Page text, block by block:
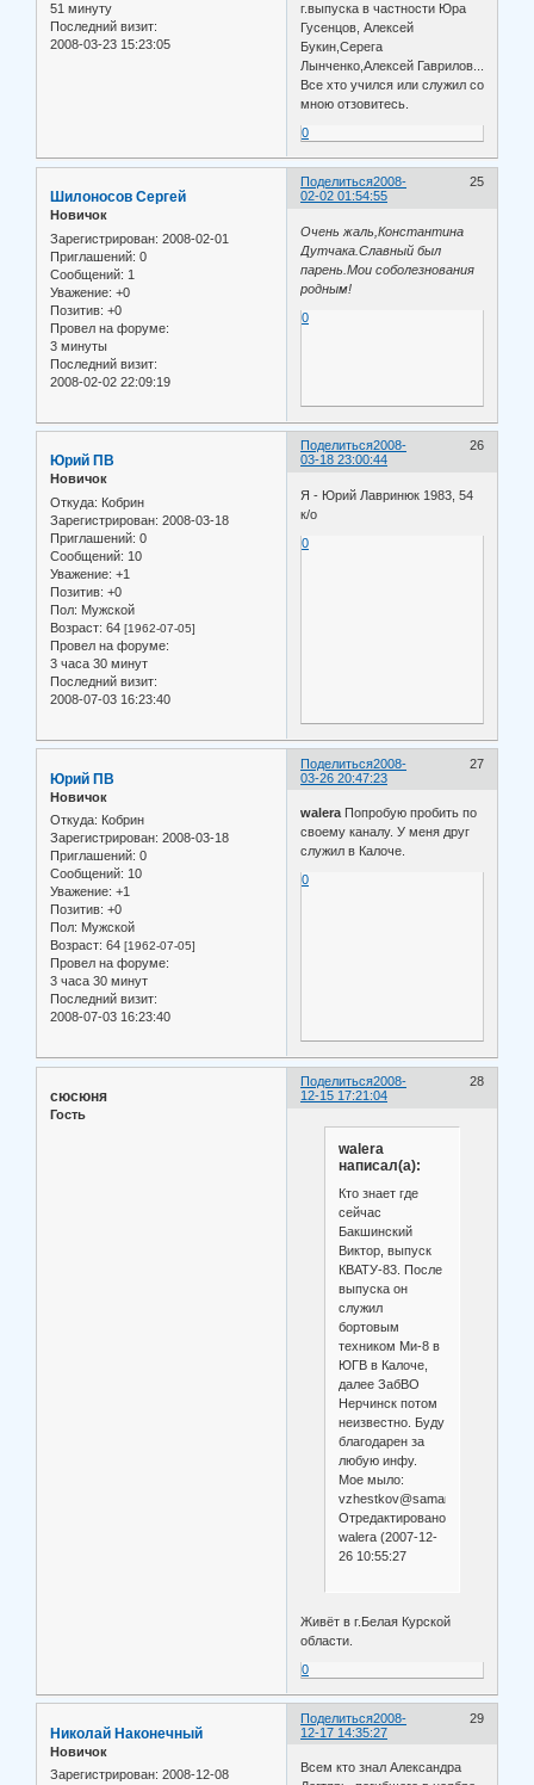
51 минуту
Последний визит:
2008-03-23 15:23:05
г.выпуска в частности Юра
Гусенцов, Алексей
Букин,Серега
Лынченко,Алексей Гаврилов...
Все хто учился или служил со
мною отзовитесь.
0
Поделиться 25
2008-
02-02 01:54:55
Шилоносов Сергей
Новичок
Зарегистрирован: 2008-02-01
Приглашений: 0
Сообщений: 1
Уважение: +0
Позитив: +0
Провел на форуме:
3 минуты
Последний визит:
2008-02-02 22:09:19
Очень жаль,Константина
Дутчака.Славный был
парень.Мои соболезнования
родным!
0
Поделиться 26
2008-
03-18 23:00:44
Юрий ПВ
Новичок
Откуда: Кобрин
Зарегистрирован: 2008-03-18
Приглашений: 0
Сообщений: 10
Уважение: +1
Позитив: +0
Пол: Мужской
Возраст: 64 [1962-07-05]
Провел на форуме:
3 часа 30 минут
Последний визит:
2008-07-03 16:23:40
Я - Юрий Лавринюк 1983, 54
к/о
0
Поделиться 27
2008-
03-26 20:47:23
Юрий ПВ
Новичок
Откуда: Кобрин
Зарегистрирован: 2008-03-18
Приглашений: 0
Сообщений: 10
Уважение: +1
Позитив: +0
Пол: Мужской
Возраст: 64 [1962-07-05]
Провел на форуме:
3 часа 30 минут
Последний визит:
2008-07-03 16:23:40
walera Попробую пробить по
своему каналу. У меня друг
служил в Калоче.
0
Поделиться 28
2008-
12-15 17:21:04
сюсюня
Гость
walera
написал(а):
Кто знает где
сейчас
Бакшинский
Виктор, выпуск
КВАТУ-83. После
выпуска он
служил
бортовым
техником Ми-8 в
ЮГВ в Калоче,
далее ЗабВО
Нерчинск потом
неизвестно. Буду
благодарен за
любую инфу.
Мое мыло:
vzhestkov@samara.etm.ru
Отредактировано
walera (2007-12-
26 10:55:27
Живёт в г.Белая Курской
области.
0
Поделиться 29
2008-
12-17 14:35:27
Николай Наконечный
Новичок
Зарегистрирован: 2008-12-08
Всем кто знал Александра